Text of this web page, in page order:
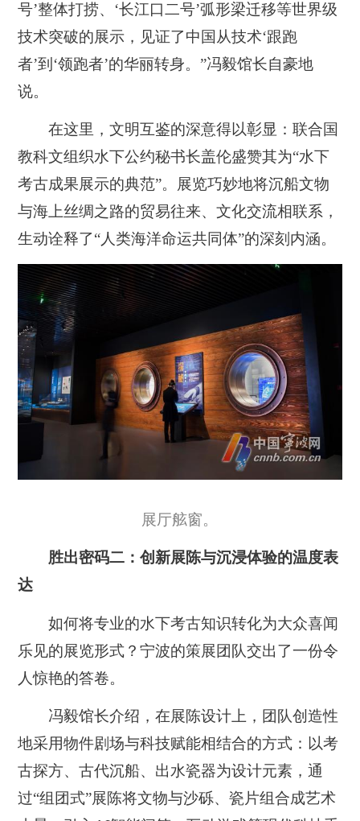
号’整体打捞、‘长江口二号’弧形梁迁移等世界级
技术突破的展示，见证了中国从技术‘跟跑
者’到‘领跑者’的华丽转身。”冯毅馆长自豪地
说。
在这里，文明互鉴的深意得以彰显：联合国
教科文组织水下公约秘书长盖伦盛赞其为“水下
考古成果展示的典范”。展览巧妙地将沉船文物
与海上丝绸之路的贸易往来、文化交流相联系，
生动诠释了“人类海洋命运共同体”的深刻内涵。
展厅舷窗。
胜出密码二：创新展陈与沉浸体验的温度表
达
如何将专业的水下考古知识转化为大众喜闻
乐见的展览形式？宁波的策展团队交出了一份令
人惊艳的答卷。
冯毅馆长介绍，在展陈设计上，团队创造性
地采用物件剧场与科技赋能相结合的方式：以考
古探方、古代沉船、出水瓷器为设计元素，通
过“组团式”展陈将文物与沙砾、瓷片组合成艺术